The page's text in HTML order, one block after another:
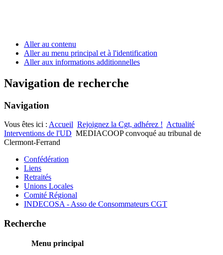
Aller au contenu
Aller au menu principal et à l'identification
Aller aux informations additionnelles
Navigation de recherche
Navigation
Vous êtes ici : Accueil Rejoignez la Cgt, adhérez ! Actualité
Interventions de l'UD MEDIACOOP convoqué au tribunal de
Clermont-Ferrand
Confédération
Liens
Retraités
Unions Locales
Comité Régional
INDECOSA - Asso de Consommateurs CGT
Recherche
Menu principal